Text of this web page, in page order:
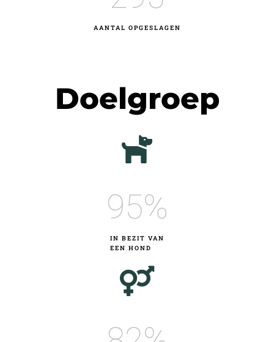
AANTAL OPGESLAGEN
Doelgroep
IN BEZIT VAN
EEN HOND
95%